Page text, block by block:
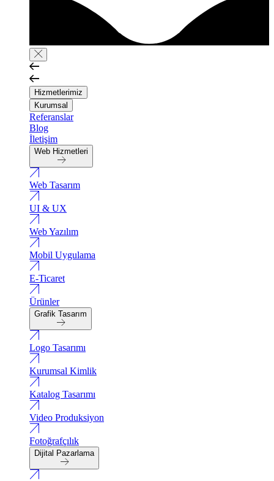
Hizmetlerimiz
Kurumsal
Referanslar
Blog
İletişim
Web Hizmetleri
Web Tasarım
UI & UX
Web Yazılım
Mobil Uygulama
E-Ticaret
Ürünler
Grafik Tasarım
Logo Tasarımı
Kurumsal Kimlik
Katalog Tasarımı
Video Produksiyon
Fotoğrafçılık
Dijital Pazarlama